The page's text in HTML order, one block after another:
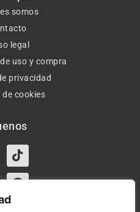
somos
legal
uso y compra
privacidad
de cookies
Tiktok
Facebook